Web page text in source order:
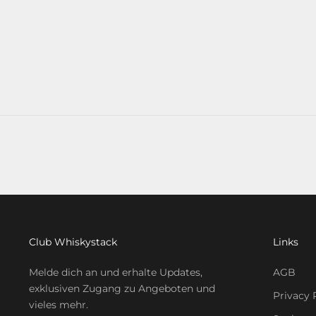
Club Whiskystack
Melde dich an und erhalte Updates,
exklusiven Zugang zu Angeboten und
vieles mehr.
Links
AGB
Privacy